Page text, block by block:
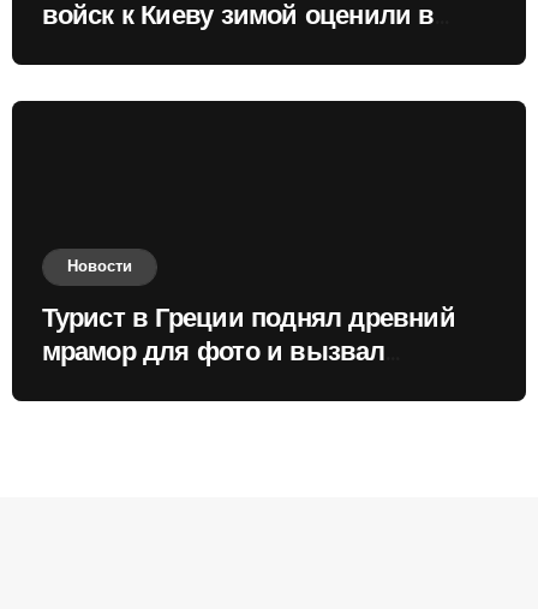
войск к Киеву зимой оценили в
Новости
Турист в Греции поднял древний
мрамор для фото и вызвал